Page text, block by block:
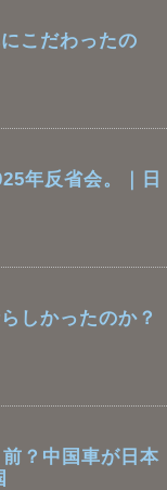
こだわったの
年反省会。｜日
しかったのか？
？中国車が日本